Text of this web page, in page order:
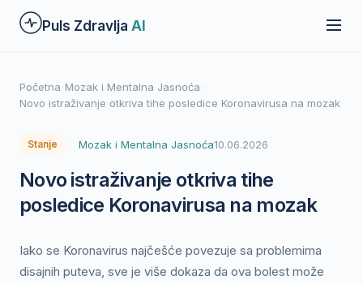
Preskoči
Puls Zdravlja AI
Početna Mozak i Mentalna Jasnoća
Novo istraživanje otkriva tihe posledice Koronavirusa na mozak
Stanje Mozak i Mentalna Jasnoća10.06.2026
Novo istraživanje otkriva tihe
posledice Koronavirusa na mozak
Iako se Koronavirus najčešće povezuje sa problemima
disajnih puteva, sve je više dokaza da ova bolest može